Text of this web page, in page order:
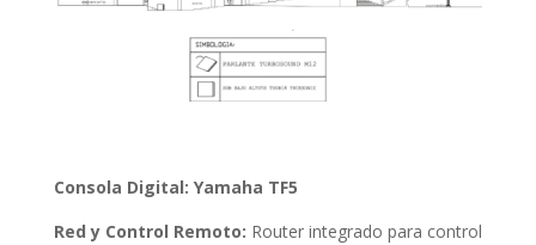
Consola Digital: Yamaha TF5
Red y Control Remoto: Router integrado para control